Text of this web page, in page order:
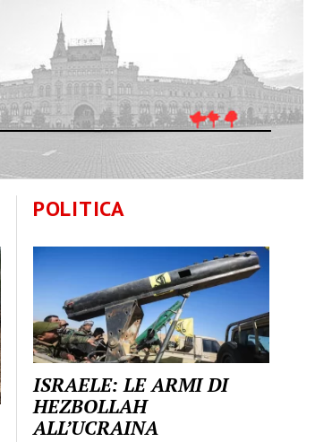
POLITICA
ISRAELE: LE ARMI DI
HEZBOLLAH
ALL’UCRAINA